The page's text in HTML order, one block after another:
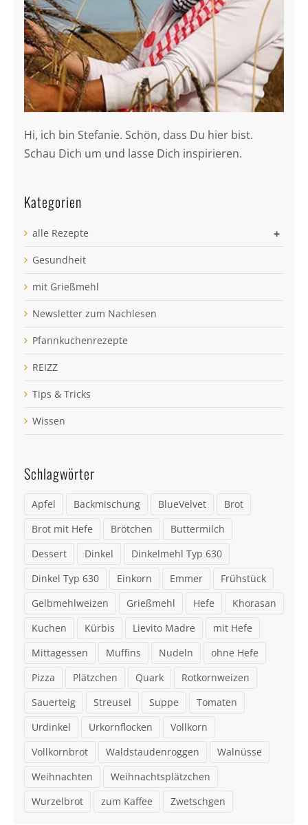
Hi, ich bin Stefanie. Schön, dass Du hier bist.
Schau Dich um und lasse Dich inspirieren.
Kategorien
alle Rezepte +
Gesundheit
mit Grießmehl
Newsletter zum Nachlesen
Pfannkuchenrezepte
REIZZ
Tips & Tricks
Wissen
Schlagwörter
Apfel Backmischung BlueVelvet
Brot
Brot mit Hefe
Brötchen
Buttermilch
Dessert
Dinkel
Dinkelmehl Typ 630
Dinkel Typ 630
Einkorn Emmer
Frühstück
Gelbmehlweizen
Grießmehl Hefe
Khorasan
Kuchen
Kürbis Lievito Madre
mit Hefe
Mittagessen
Muffins Nudeln
ohne Hefe
Pizza
Plätzchen Quark
Rotkornweizen
Sauerteig
Streusel Suppe
Tomaten
Urdinkel
Urkornflocken
Vollkorn
Vollkornbrot
Waldstaudenroggen
Walnüsse
Weihnachten
Weihnachtsplätzchen
Wurzelbrot
zum Kaffee Zwetschgen